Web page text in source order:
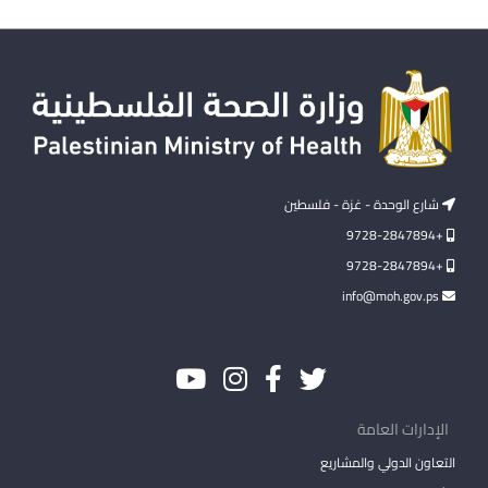
شارع الوحدة - غزة - فلسطين
+9728-2847894
+9728-2847894
الإدارات العامة
التعاون الدولي والمشاريع